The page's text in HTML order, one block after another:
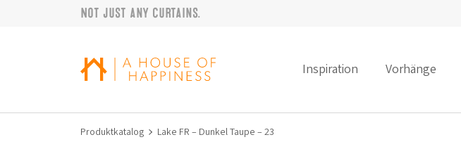
Zur Navigation springen
Zum Hauptinhalt springen
Not just any curtains.
Inspiration Vorhänge
Produktkatalog Lake FR – Dunkel Taupe – 23